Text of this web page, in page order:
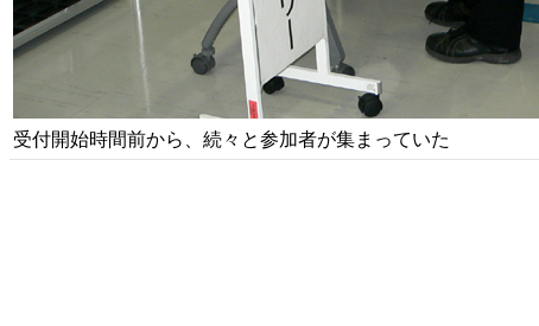
受付開始時間前から、続々と参加者が集まっていた